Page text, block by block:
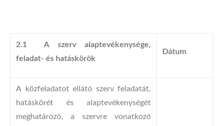
2.1 A szerv alaptevékenysége,
feladat- és hatáskörök
Dátum
A közfeladatot ellátó szerv feladatát,
hatáskörét és alaptevékenységét
meghatározó, a szervre vonatkozó